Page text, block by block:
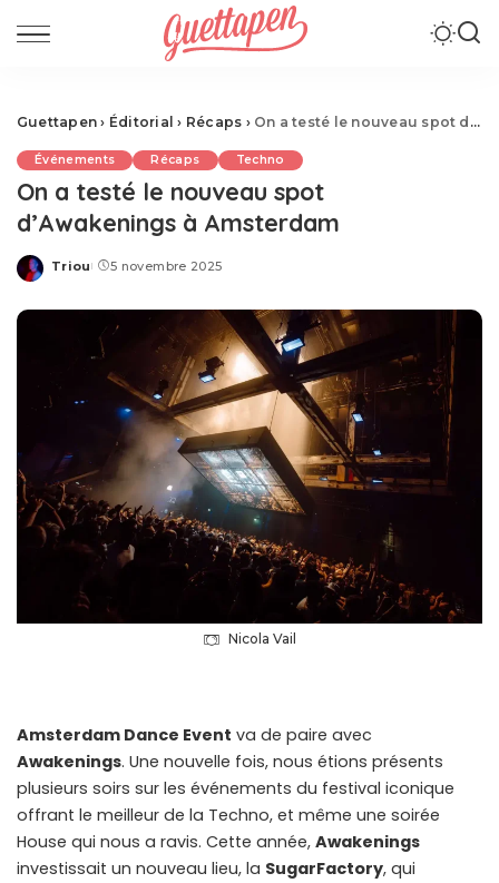
Guettapen › Éditorial › Récaps › On a testé le nouveau spot d’Awakenings à Amsterdam
Événements Récaps Techno
On a testé le nouveau spot
d’Awakenings à Amsterdam
Posted
Triou 5 novembre 2025
Nicola Vail
Amsterdam Dance Event va de paire avec
Awakenings. Une nouvelle fois, nous étions présents
plusieurs soirs sur les événements du festival iconique
offrant le meilleur de la Techno, et même une soirée
House qui nous a ravis. Cette année, Awakenings
investissait un nouveau lieu, la SugarFactory, qui